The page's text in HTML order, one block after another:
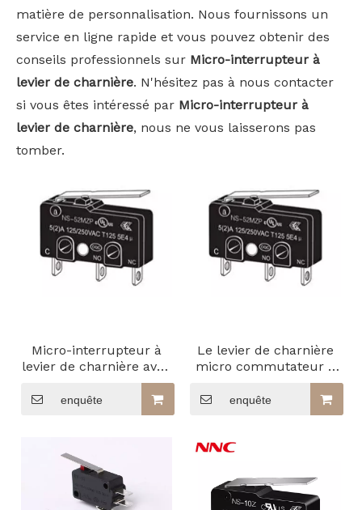
matière de personnalisation. Nous fournissons un
service en ligne rapide et vous pouvez obtenir des
conseils professionnels sur Micro-interrupteur à
levier de charnière. N'hésitez pas à nous contacter
si vous êtes intéressé par Micro-interrupteur à
levier de charnière, nous ne vous laisserons pas
tomber.
Micro-interrupteur à
levier de charnière avec
enquête
Le levier de charnière
micro commutateur 2
mm Split Spring
enquête